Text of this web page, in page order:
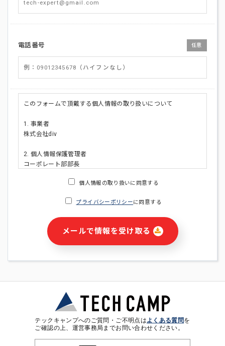
電話番号 任意
このフォームで頂戴する個人情報の取り扱いについて
1. 事業者
株式会社div
2. 個人情報保護管理者
コーポレート部部長
・ご請求された資料の送付のため
・本サービス及び本サービスに関連する情報(当社及び第三者の
サービス又は商品等の広告配信・宣伝を含みますが、それらに
・個人(法人の場合は担当者)を識別できない形式に加工した統
計情報の作成および利用
※上記の利用目的に基づいた本人への連絡及び配信について
個人情報の取り扱いに同意する
プライバシーポリシーに同意する
メールで情報を受け取る
テックキャンプへのご質問・ご不明点はよくある質問を
ご確認の上、運営事務局までお問い合わせください。